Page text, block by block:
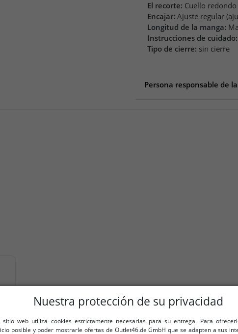
El recorte: Cuello redondo
Encajar: Ajuste regular
Longitud de la manga:
Instrucciones de cuidado:
Tipo de cierre: sin cierre
Persona responsable de la
Nuestra protección de su privacidad
sitio web utiliza cookies estrictamente necesarias para su entrega. Para
posible y poder mostrarle ofertas de Outlet46.de GmbH que se adapten a sus